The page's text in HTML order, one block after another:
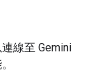
線至 Gemini